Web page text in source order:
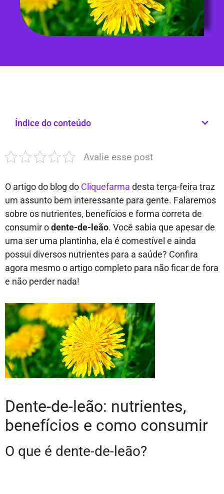
Índice do conteúdo
Avalie esse post
O artigo do blog do Cliquefarma desta terça-feira traz
um assunto bem interessante para gente. Falaremos
sobre os nutrientes, benefícios e forma correta de
consumir odente-de-leão. Você sabia que apesar de
uma ser uma plantinha, ela é comestível e ainda
possui diversos nutrientes para a saúde? Confira
agora mesmo o artigo completo para não ficar de fora
e não perder nada!
Dente-de-leão: nutrientes,
benefícios e como consumir
O que é dente-de-leão?